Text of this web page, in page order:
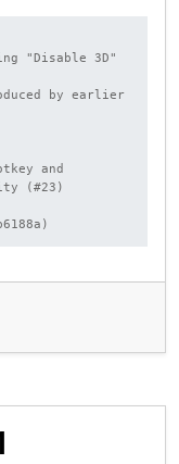
"Disable 3D"
by earlier
and
(#23)
'Snes9x 3DS